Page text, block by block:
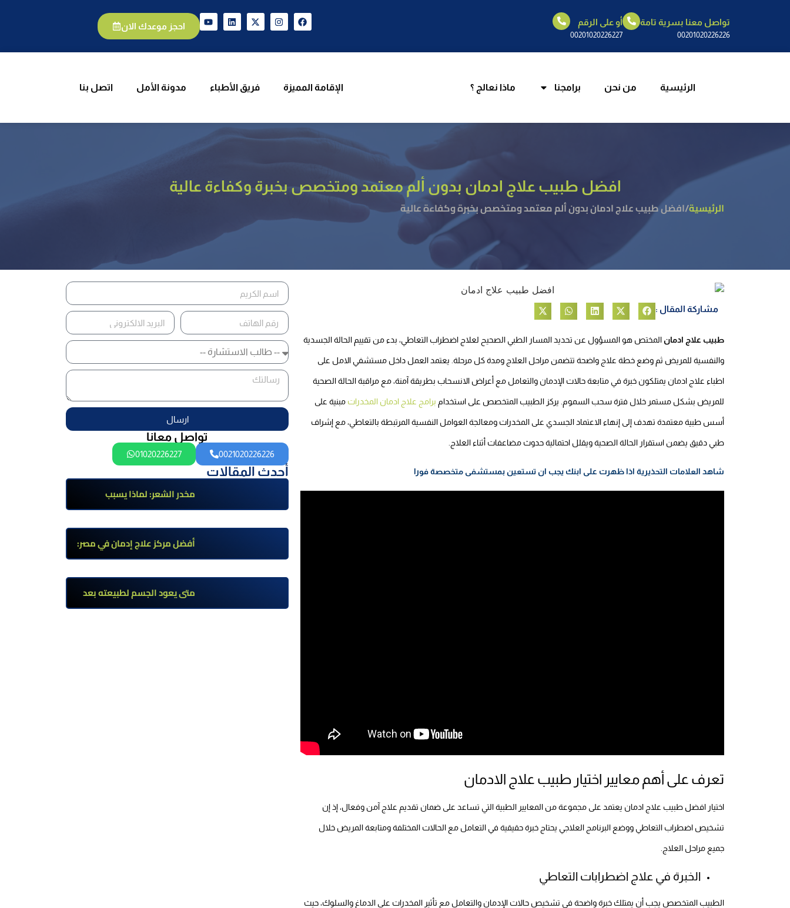
تواصل معنا بسرية تامة
00201020226226
أو على الرقم
00201020226227
احجز موعدك الان
الرئيسية من نحن برامجنا ماذا نعالج ؟ الإقامة المميزة فريق الأطباء مدونة الأمل اتصل بنا
الرئيسية الإقامة المميزة فريق الأطباء مدونة الأمل اتصل بنا
افضل طبيب علاج ادمان بدون ألم معتمد ومتخصص بخبرة وكفاءة عالية
الرئيسية/افضل طبيب علاج ادمان بدون ألم معتمد ومتخصص بخبرة وكفاءة عالية
مشاركة المقال :
طبيب علاج ادمان المختص هو المسؤول عن تحديد المسار الطبي الصحيح لعلاج اضطراب التعاطي، بدء من تقييم الحالة الجسدية
والنفسية للمريض ثم وضع خطة علاج واضحة تتضمن مراحل العلاج ومدة كل مرحلة. يعتمد العمل داخل مستشفي الامل على
اطباء علاج ادمان يمتلكون خبرة في متابعة حالات الإدمان والتعامل مع أعراض الانسحاب بطريقة آمنة، مع مراقبة الحالة الصحية
للمريض بشكل مستمر خلال فترة سحب السموم. يركز الطبيب المتخصص على استخدام برامج علاج ادمان المخدرات مبنية على
أسس طبية معتمدة تهدف إلى إنهاء الاعتماد الجسدي على المخدرات ومعالجة العوامل النفسية المرتبطة بالتعاطي، مع إشراف
طبي دقيق يضمن استقرار الحالة الصحية ويقلل احتمالية حدوث مضاعفات أثناء العلاج.
شاهد العلامات التحذيرية اذا ظهرت على ابنك يجب ان تستعين بمستشفى متخصصة فورا
تعرف على أهم معايير اختيار طبيب علاج الادمان
اختيار افضل طبيب علاج ادمان يعتمد على مجموعة من المعايير الطبية التي تساعد على ضمان تقديم علاج آمن وفعال، إذ إن
تشخيص اضطراب التعاطي ووضع البرنامج العلاجي يحتاج خبرة حقيقية في التعامل مع الحالات المختلفة ومتابعة المريض خلال
جميع مراحل العلاج.
الخبرة في علاج اضطرابات التعاطي
الطبيب المتخصص يجب أن يمتلك خبرة واضحة في تشخيص حالات الإدمان والتعامل مع تأثير المخدرات على الدماغ والسلوك، حيث
ارسال
تواصل معانا
0021020226226
01020226227
أحدث المقالات
مخدر الشعر: لماذا يسبب
الإدمان؟ تعرف على أضراره
وأعراضه وطرق العلاج
أفضل مركز علاج إدمان في مصر:
برامج علاج معتمدة وتعافي آمن
تحت إشراف طبي
متى يعود الجسم لطبيعته بعد
ترك مخدر الآيس؟ مراحل التعافي